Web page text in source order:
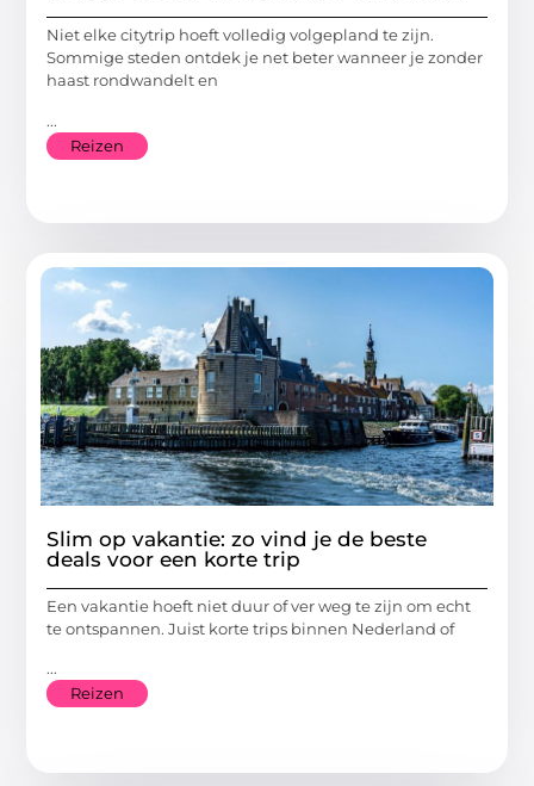
Niet elke citytrip hoeft volledig volgepland te zijn.
Sommige steden ontdek je net beter wanneer je zonder
haast rondwandelt en
...
Reizen
Slim op vakantie: zo vind je de beste
deals voor een korte trip
Een vakantie hoeft niet duur of ver weg te zijn om echt
te ontspannen. Juist korte trips binnen Nederland of
...
Reizen